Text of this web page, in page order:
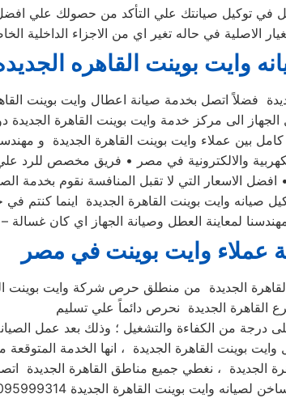
في توكيل صيانتك علي التأكد من حصولك علي
الاصلية في حاله تغير اي من الاجزاء الداخلية
وايت بوينت القاهره
الى مركز خدمة وايت بوينت القاهرة
الاسعار التي لا تقبل المنافسة نقوم بخدمة
وايت بوينت القاهرة الجديدة اينما كنتم في
لمعاينة العطل وصيانة الجهاز اي كان غسالة
عملاء وايت بوينت في مصر
الجديدة من منطلق حرص شركة وايت بوينت
القاهرة الجديدة نحرص دائماً علي تسليم
درجة من الكفاءة والتشغيل ؛ وذلك بعد عمل الصيانة
بوينت القاهرة الجديدة ، انها الخدمة المتوقعة
الجديدة ، نغطي جميع مناطق القاهرة الجديدة